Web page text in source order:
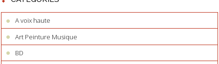
A voix haute
Art Peinture Musique
BD